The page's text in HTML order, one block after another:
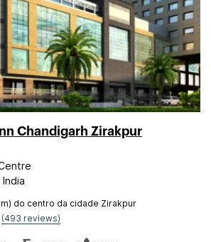
Chandigarh Zirakpur
do centro da cidade Zirakpur
(493 reviews)